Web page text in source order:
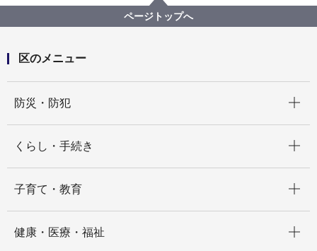
【申込受付を終了しました】みなみフレイル予防健診
を受けよう！
ページトップへ
区のメニュー
防災・防犯
くらし・手続き
子育て・教育
健康・医療・福祉